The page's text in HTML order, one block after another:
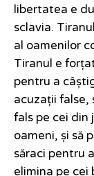
libertatea e
sclavia.
al oamenilor
Tiranul e
pentru a
acuzații false,
fals pe cei din
oameni, și să
săraci pentru
elimina pe cei